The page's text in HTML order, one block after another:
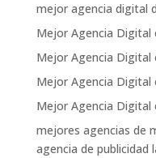
mejor agencia digital
Mejor Agencia Digital
Mejor Agencia Digital
Mejor Agencia Digital
Mejor Agencia Digital
mejores agencias de
agencia de publicidad